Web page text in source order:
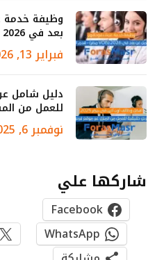
وظيفة خدمة
بعد في 2026 (VOIS مصر) – قدم الآن
فبراير 13, 2026
دليل شامل
للعمل من
نوفمبر 6, 2025
شاركها علي
Facebook
WhatsApp